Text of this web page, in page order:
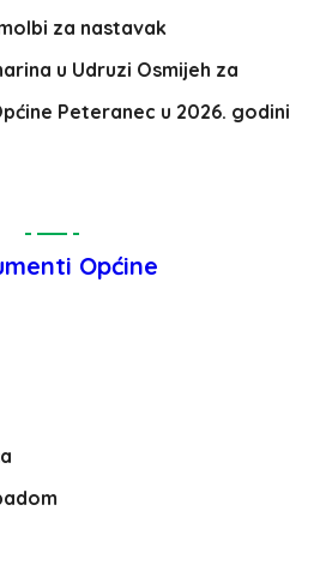
za nastavak
u Udruzi Osmijeh za
Peteranec u 2026. godini
Općine